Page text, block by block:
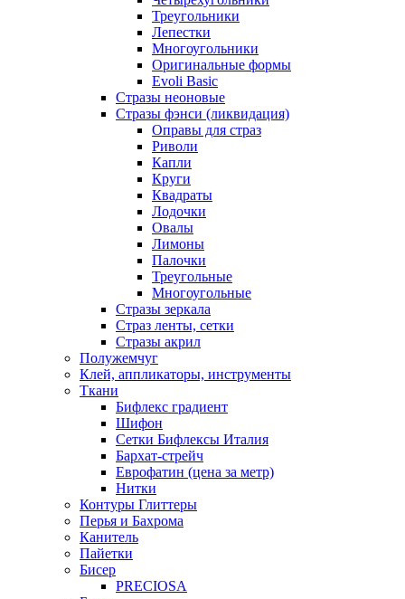
Треугольники
Лепестки
Многоугольники
Оригинальные формы
Evoli Basic
Стразы неоновые
Стразы фэнси (ликвидация)
Оправы для страз
Риволи
Капли
Круги
Квадраты
Лодочки
Овалы
Лимоны
Палочки
Треугольные
Многоугольные
Стразы зеркала
Страз ленты, сетки
Стразы акрил
Полужемчуг
Клей, аппликаторы, инструменты
Ткани
Бифлекс градиент
Шифон
Сетки Бифлексы Италия
Бархат-стрейч
Еврофатин (цена за метр)
Нитки
Контуры Глиттеры
Перья и Бахрома
Канитель
Пайетки
Бисер
PRECIOSA